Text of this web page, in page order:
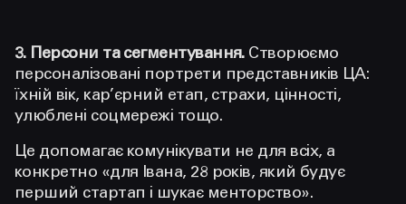
3. Персони та сегментування. Створюємо
персоналізовані портрети представників ЦА:
їхній вік, кар’єрний етап, страхи, цінності,
улюблені соцмережі тощо.
Це допомагає комунікувати не для всіх, а
конкретно «для Івана, 28 років, який будує
перший стартап і шукає менторство».